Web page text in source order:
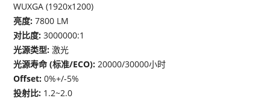
WUXGA (1920x1200)
亮度:7800 LM
对比度:3000000:1
光源类型:激光
光源寿命 (标准/ECO):20000/30000小时
Offset:0%+/-5%
投射比: 1.2~2.0